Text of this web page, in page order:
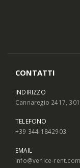
CONTATTI
INDIRIZZO
Cannaregio 2417,
TELEFONO
+39 344 1842903
EMAIL
info@venice-rent.com